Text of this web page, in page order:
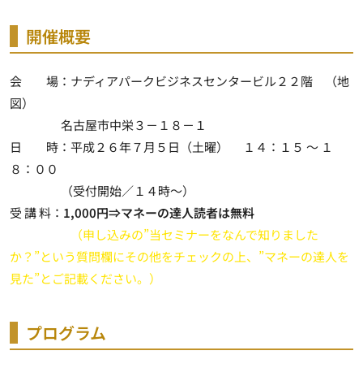
開催概要
会 場：ナディアパークビジネスセンタービル２２階 （地
図）
名古屋市中栄３－１８－１
日 時：平成２６年７月５日（土曜） １４：１５ ～ １
８：００
（受付開始／１４時～）
受 講 料： 1,000円⇒マネーの達人読者は無料
（申し込みの”当セミナーをなんで知りました
か？”という質問欄にその他をチェックの上、”マネーの達人を
見た”とご記載ください。）
プログラム